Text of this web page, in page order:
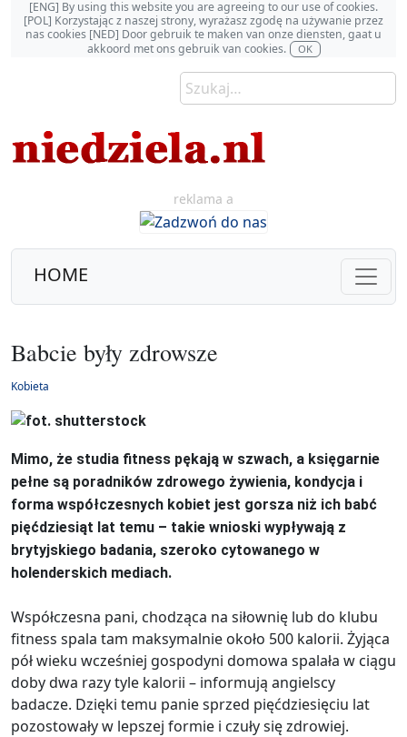
[ENG] By using this website you are agreeing to our use of cookies.
[POL] Korzystając z naszej strony, wyrażasz zgodę na używanie przez
nas cookies [NED] Door gebruik te maken van onze diensten, gaat u
akkoord met ons gebruik van cookies.
OK
reklama a
HOME
Babcie były zdrowsze
Kobieta
Mimo, że studia fitness pękają w szwach, a księgarnie
pełne są poradników zdrowego żywienia, kondycja i
forma współczesnych kobiet jest gorsza niż ich babć
pięćdziesiąt lat temu – takie wnioski wypływają z
brytyjskiego badania, szeroko cytowanego w
holenderskich mediach.
Współczesna pani, chodząca na siłownię lub do klubu
fitness spala tam maksymalnie około 500 kalorii. Żyjąca
pół wieku wcześniej gospodyni domowa spalała w ciągu
doby dwa razy tyle kalorii – informują angielscy
badacze. Dzięki temu panie sprzed pięćdziesięciu lat
pozostowały w lepszej formie i czuły się zdrowiej.